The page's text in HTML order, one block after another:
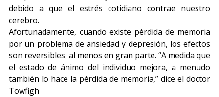
debido a que el estrés cotidiano contrae nuestro
cerebro.
Afortunadamente, cuando existe pérdida de memoria
por un problema de ansiedad y depresión, los efectos
son reversibles, al menos en gran parte. “A medida que
el estado de ánimo del individuo mejora, a menudo
también lo hace la pérdida de memoria,” dice el doctor
Towfigh